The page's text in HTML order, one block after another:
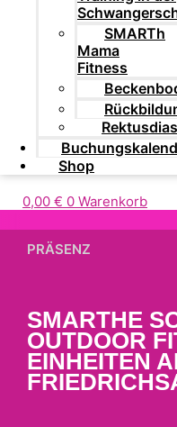
SMARTh
Mama
Fitness
Shop
0,00 € 0 Warenkorb
PRÄSENZ
SMARTHE
OUTDOOR
EINHEITEN